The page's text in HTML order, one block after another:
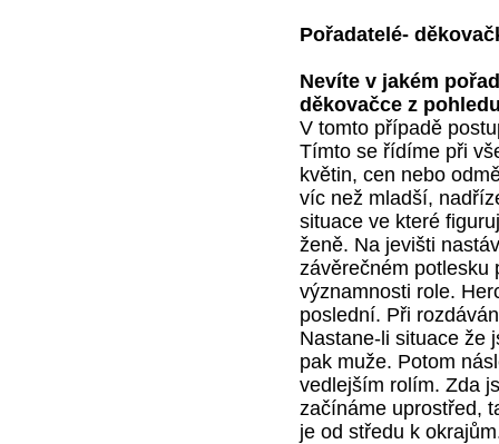
Pořadatelé-
Nevíte v jakém
děkovačce z
V tomto případě
Tímto se řídíme při
květin, cen nebo
víc než mladší,
situace ve které
ženě. Na jevišti
závěrečném potlesku
významnosti role.
poslední. Při
Nastane-li situace že
pak muže. Potom
vedlejším rolím. Zda
začínáme uprostřed,
je od středu k